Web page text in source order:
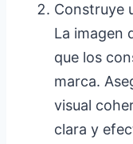
Construye
La imagen
que los
marca.
visual
clara y